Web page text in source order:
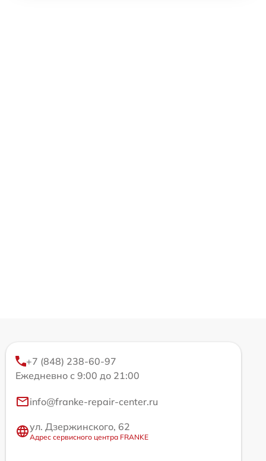
+7 (848) 238-60-97
Ежедневно с 9:00 до 21:00
info@franke-repair-center.ru
ул. Дзержинского, 62
Адрес сервисного центра FRANKE